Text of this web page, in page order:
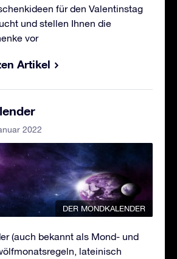
für den Valentinstag
und stellen Ihnen die
vor
Artikel
2022
DER MONDKALENDER
(auch bekannt als Mond- und
lateinisch